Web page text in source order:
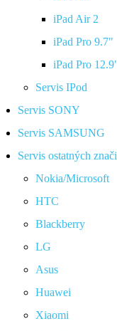
iPad Air 2
iPad Pro 9.7"
iPad Pro
Servis IPod
Servis SONY
Servis SAMSUNG
Servis ostatných
Nokia/Microsoft
HTC
Blackberry
LG
Asus
Huawei
Xiaomi